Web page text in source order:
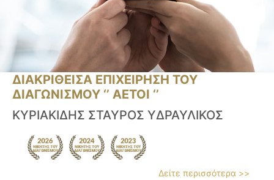
ΔΙΑΚΡΙΘΕΙΣΑ ΕΠΙΧΕΙΡΗΣΗ ΤΟΥ
ΔΙΑΓΩΝΙΣΜΟΥ ‘’ ΑΕΤΟΙ ‘’
ΚΥΡΙΑΚΙΔΗΣ ΣΤΑΥΡΟΣ ΥΔΡΑΥΛΙΚΟΣ
Δείτε περισσότερα >>